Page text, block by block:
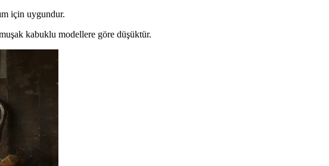
için uygundur.
kabuklu modellere göre düşüktür.